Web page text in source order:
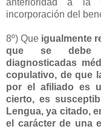
incorporación del
8º) Que igualmente
que se debe
diagnosticadas
copulativo, de que
por el afiliado es
cierto, es
Lengua, ya citado,
el carácter de una